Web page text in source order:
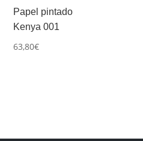
Papel pintado
Kenya 001
63,80€